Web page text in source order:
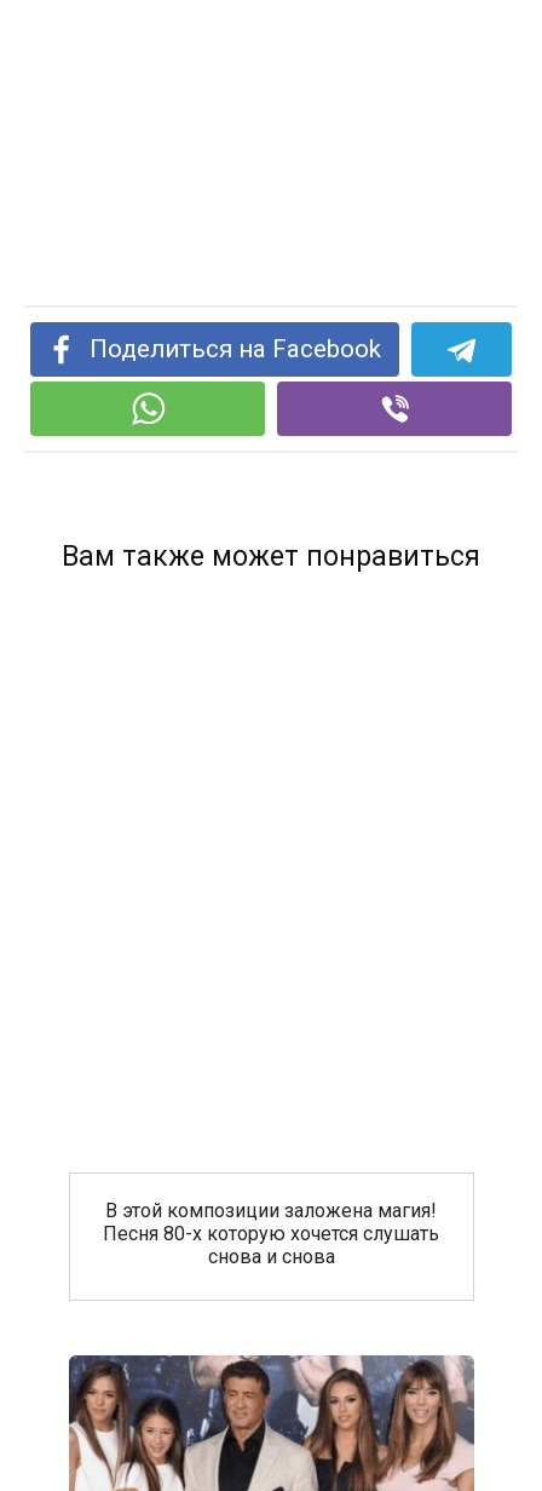
Поделиться на Facebook
Вам также может понравиться
В этой композиции заложена магия!
Песня 80-х которую хочется слушать
снова и снова